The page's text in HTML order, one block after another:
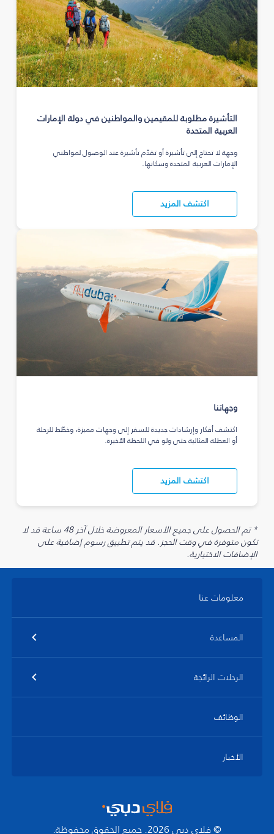
التأشيرة مطلوبة للمقيمين والمواطنين في دولة الإمارات
العربية المتحدة
وجهة لا تحتاج إلى تأشيرة أو تقدّم تأشيرة عند الوصول لمواطني
الإمارات العربية المتحدة وسكانها.
اكتشف المزيد
وجهاتنا
اكتشف أفكار وإرشادات جديدة للسفر إلى وجهات مميزة، وخطّط للرحلة
أو العطلة المثالية حتى ولو في اللحظة الأخيرة.
اكتشف المزيد
* تم الحصول على جميع الأسعار المعروضة خلال آخر 48 ساعة قد لا
تكون متوفرة في وقت الحجز. قد يتم تطبيق رسوم إضافية على
الإضافات الاختيارية.
معلومات عنا
المساعدة
الرحلات الرائجة
الوظائف
الأخبار
© فلاي دبي 2026. جميع الحقوق محفوظة.